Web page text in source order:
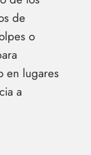
de
o
en lugares
a